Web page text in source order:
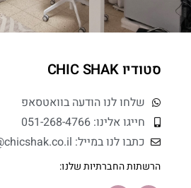
סטודיו CHIC SHAK
שלחו לנו הודעה בוואטסאפ
חייגו אלינו: 051-268-4766
כתבו לנו במייל: studio@chicshak.co.il
הרשתות החברתיות שלנו: